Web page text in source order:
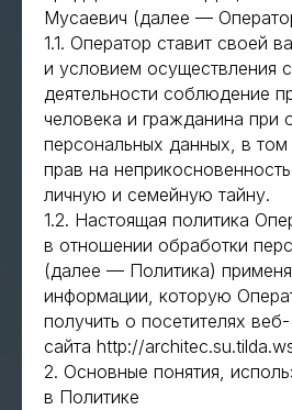
Мусаевич (далее —
1.1. Оператор ставит своей
и условием осуществления
деятельности соблюдение
человека и гражданина при
персональных данных, в том
прав на
личную и семейную тайну.
1.2. Настоящая политика
в отношении обработки
(далее — Политика)
информации, которую
получить о посетителях веб-
сайта http://
2. Основные понятия,
в Политике